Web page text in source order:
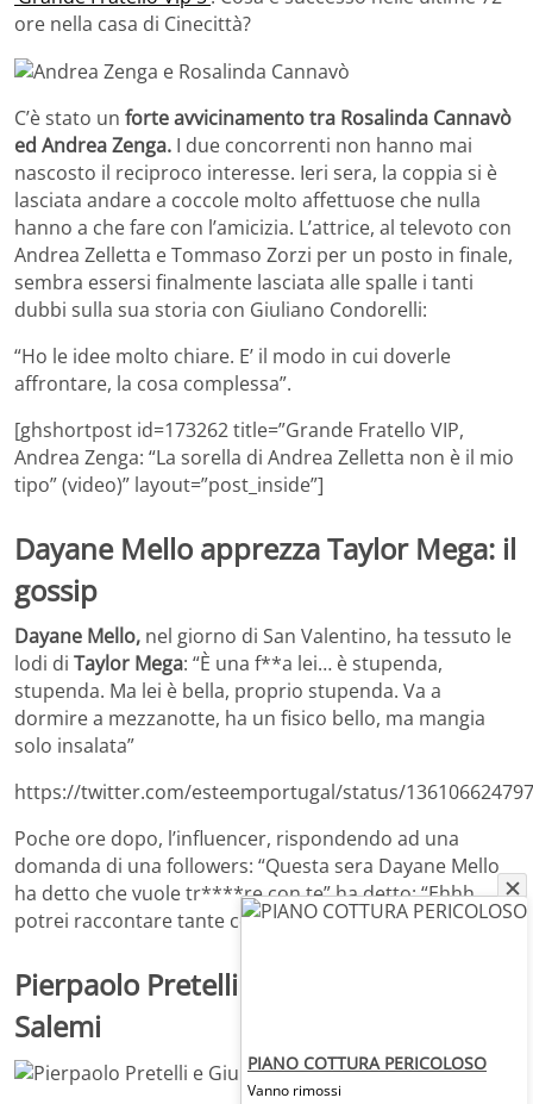
ore nella casa di Cinecittà?
C’è stato un forte avvicinamento tra Rosalinda Cannavò
ed Andrea Zenga. I due concorrenti non hanno mai
nascosto il reciproco interesse. Ieri sera, la coppia si è
lasciata andare a coccole molto affettuose che nulla
hanno a che fare con l’amicizia. L’attrice, al televoto con
Andrea Zelletta e Tommaso Zorzi per un posto in finale,
sembra essersi finalmente lasciata alle spalle i tanti
dubbi sulla sua storia con Giuliano Condorelli:
“Ho le idee molto chiare. E’ il modo in cui doverle
affrontare, la cosa complessa”.
[ghshortpost id=173262 title=”Grande Fratello VIP,
Andrea Zenga: “La sorella di Andrea Zelletta non è il mio
tipo” (video)” layout=”post_inside”]
Dayane Mello apprezza Taylor Mega: il
gossip
Dayane Mello, nel giorno di San Valentino, ha tessuto le
lodi di Taylor Mega: “È una f**a lei… è stupenda,
stupenda. Ma lei è bella, proprio stupenda. Va a
dormire a mezzanotte, ha un fisico bello, ma mangia
solo insalata”
https://twitter.com/esteemportugal/status/
Poche ore dopo, l’influencer, rispondendo ad una
domanda di una followers: “Questa sera Dayane Mello
ha detto che vuole tr****re con te” ha detto: “Ehhh…
potrei raccontare tante cose…”.
Pierpaolo Pretelli innamorato di Giulia
Salemi
PIANO COTTURA PERICOLOSO
Vanno rimossi